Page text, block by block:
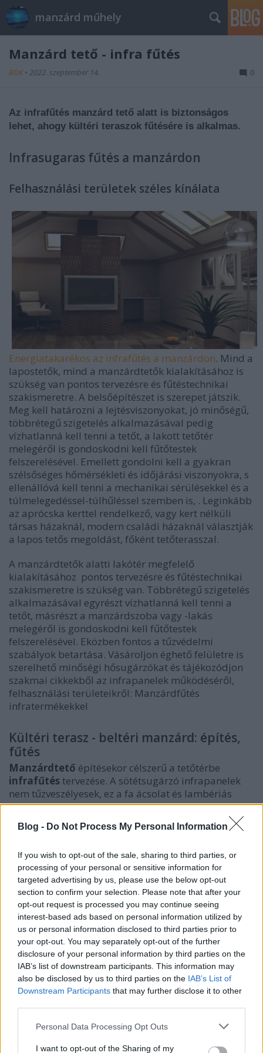
Blog - Do Not Process My Personal Information
If you wish to opt-out of the sale, sharing to third parties, or
processing of your personal or sensitive information for
targeted advertising by us, please use the below opt-out
section to confirm your selection. Please note that after your
opt-out request is processed you may continue seeing
interest-based ads based on personal information utilized by
us or personal information disclosed to third parties prior to
your opt-out. You may separately opt-out of the further
disclosure of your personal information by third parties on the
IAB’s list of downstream participants. This information may
also be disclosed by us to third parties on the IAB’s List of
Downstream Participants that may further disclose it to other
Please note that this website/app uses one or more Google
not limited to your visit or usage behaviour. You may click to
Personal Data Processing Opt Outs
I want to opt-out of the Sharing of my
manzárd műhely
Manzárd tető - infra fűtés
BDK • 2022. szeptember 14. 0
Az infrafűtés manzárd tető alatt is biztonságos
lehet, ahogy kültéri teraszok fűtésére is alkalmas.
Infrasugaras fűtés a manzárdon
Felhasználási területek széles kínálata
Energiatakarékos az infrafűtés a manzárdon. Mind a
lapostetők, mind a manzárdtetők kialakításához is
szükség van pontos tervezésre és fűtéstechnikai
szakismeretre. A belsőépítészet is szerepet játszik.
Meg kell határozni a lejtésviszonyokat, jó minőségű,
többrétegű szigetelés alkalmazásával pedig
vízhatlanná kell tenni a tetőt, a lakott tetőtér
melegéről is gondoskodni kell fűtőtestek
felszerelésével. Emellett gondolni kell a gyakran
szélsőséges hőmérsékleti és időjárási viszonyokra, s
ellenállóvá kell tenni a mechanikai sérülésekkel és a
túlmelegedéssel-túlhűléssel szemben is, . Leginkább
az aprócska kerttel rendelkező, vagy kert nélküli
társas házaknál, modern családi házaknál választják
a lapos tetős megoldást, főként tetőterasszal.
A manzárdtetők alatti lakótér megfelelő
kialakításához pontos tervezésre és fűtéstechnikai
szakismeretre is szükség van. Többrétegű szigetelés
alkalmazásával egyrészt vízhatlanná kell tenni a
tetőt, másrészt a manzárdszoba vagy -lakás
melegéről is gondoskodni kell fűtőtestek
felszerelésével. Eközben fontos a tűzvédelmi
szabályok betartása. Vásároljon éghető felületre is
szerelhető minőségi hősugárzókat és tájékozódjon
szakmai cikkekből az infrapanelek működéséről,
felhasználási területeikről: Manzárdfűtés
infratermékekkel
Kültéri terasz - beltéri manzárd: építés,
fűtés
Manzárdtető építésekor célszerű a tetőtérbe
infrafűtés tervezése. A sötétsugárzó infrapanelek
nem tűzveszélyesek, ez a fa ácsolat és lambériás
manzárdszoba biztonsága érdekében fontos. Az
elektromos infra fűtés akkor a leggazdaságosabb,
ha a villanyenergiát ehhez a tetőre helyezett
biztosítják. A manzárd a lakás ékességévé válhat
megfelelő tervezés és kivitelezés esetén.
Dolgoztasson profikkal, beleértve a belsőépítészt és
az infrasugárzók telepítésében jártas
szakembereket.
Tető tervezési egyszeregy infrafűtéssel
A ház teteje nem csupán funkcionális, de esztétikai
szempontból is rendkívül fontos. Amikor a tervező a
megfelelő tetőszerkezeten gondolkodik, számos
tényező befolyásolja döntését: az épület típusa,
statikai sajátosságai, a környék építészeti stílusa, a
trendek, a megrendelő elvárásai, a tetőtér
kifűthetősége, anyagi szempontok stb. Éppen ezért,